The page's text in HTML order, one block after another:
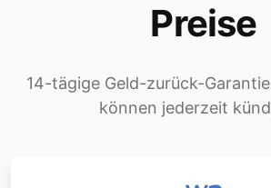
Preise
14-tägige Geld-zurück-
können jederzeit